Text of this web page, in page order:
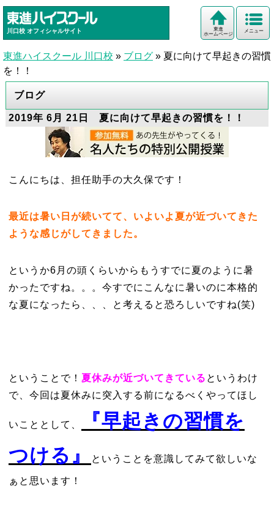
川口校 オフィシャルサイト メニュー
東進
ホームページ
東進ハイスクール 川口校 » ブログ » 夏に向けて早起きの習慣
を！！
ブログ
2019年 6月 21日 夏に向けて早起きの習慣を！！
こんにちは、担任助手の大久保です！
最近は暑い日が続いてて、いよいよ夏が近づいてきた
ような感じがしてきました。
というか6月の頭くらいからもうすでに夏のように暑
かったですね。。。今すでにこんなに暑いのに本格的
な夏になったら、、、と考えると恐ろしいですね(笑)
ということで！ 夏休みが近づいてきている というわけ
で、今回は夏休みに突入する前になるべくやってほし
いこととして、
『早起きの習慣を
つける』
ということを意識してみて欲しいな
ぁと思います！